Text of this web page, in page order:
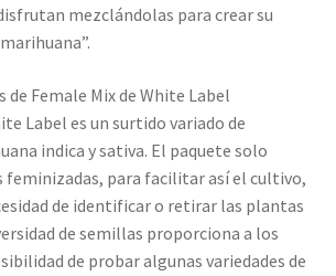
mezclándolas para crear su
de Female Mix de White Label
Label es un surtido variado de
indica y sativa. El paquete solo
feminizadas, para facilitar así el cultivo,
de identificar o retirar las plantas
de semillas proporciona a los
de probar algunas variedades de